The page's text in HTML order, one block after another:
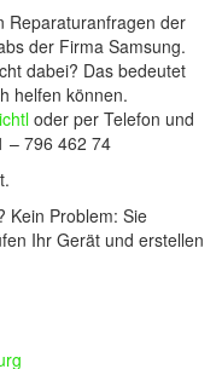
Reparaturanfragen der
der Firma Samsung.
dabei? Das bedeutet
helfen können.
oder per Telefon und
– 796 462 74
Kein Problem: Sie
Ihr Gerät und erstellen